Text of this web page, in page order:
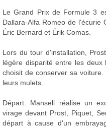
Le Grand Prix de Formule 3
Dallara-Alfa Romeo de l'écurie
Éric Bernard et Érik Comas.
Lors du tour d'installation,
légère disparité entre les
choisit de conserver sa
leurs mulets.
Départ: Mansell réalise un
virage devant Prost, Piquet,
départ à cause d'un